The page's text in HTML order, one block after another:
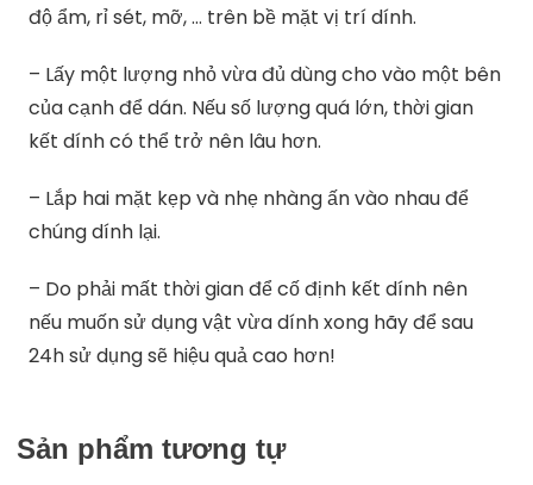
độ ẩm, rỉ sét, mỡ, … trên bề mặt vị trí dính.
– Lấy một lượng nhỏ vừa đủ dùng cho vào một bên
của cạnh để dán. Nếu số lượng quá lớn, thời gian
kết dính có thể trở nên lâu hơn.
– Lắp hai mặt kẹp và nhẹ nhàng ấn vào nhau để
chúng dính lại.
– Do phải mất thời gian để cố định kết dính nên
nếu muốn sử dụng vật vừa dính xong hãy để sau
24h sử dụng sẽ hiệu quả cao hơn!
Sản phẩm tương tự